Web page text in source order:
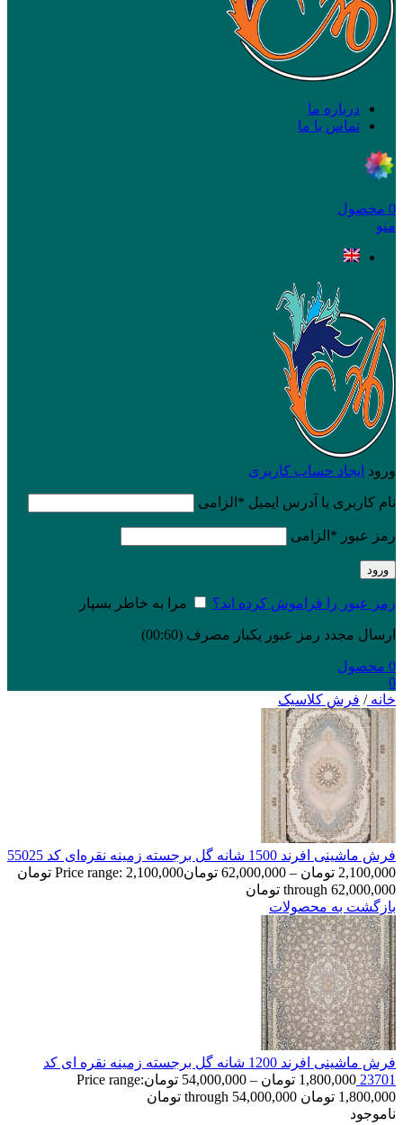
درباره ما
تماس با ما
0 محصول
منو
ورود ایجاد حساب کاربری
نام کاربری یا آدرس ایمیل * الزامی
رمز عبور * الزامی
ورود
رمز عبور را فراموش کرده اید؟ مرا به خاطر بسپار
ارسال مجدد رمز عبور یکبار مصرف (00:
60
)
0 محصول
0
خانه/ فرش کلاسیک
فرش ماشینی افرند 1500 شانه گل برجسته زمینه نقره‌ای کد 55025
2,100,000 تومان –
62,000,000 تومان
Price range: 2,100,000 تومان
through 62,000,000 تومان
بازگشت به محصولات
فرش ماشینی افرند 1200 شانه گل برجسته زمینه نقره ای کد
23701
1,800,000 تومان –
54,000,000 تومانPrice range:
1,800,000 تومان through 54,000,000 تومان
ناموجود